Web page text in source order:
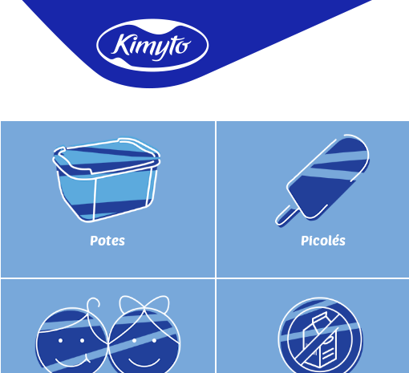
Potes Picolés